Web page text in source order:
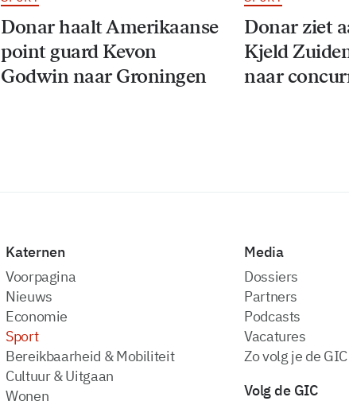
Donar haalt Amerikaanse
point guard Kevon
Godwin naar Groningen
Donar ziet
Kjeld
naar
Katernen
Voorpagina
Nieuws
Economie
Sport
Bereikbaarheid & Mobiliteit
Cultuur & Uitgaan
Wonen
Media
dossiers
partners
podcasts
vacatures
zo volg je de GIC
Volg de GIC